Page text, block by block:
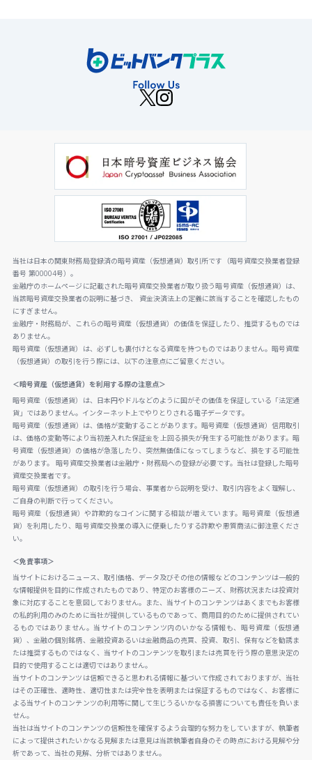
当社は日本の関東財務局登録済の暗号資産（仮想通貨）取引所です（暗号資産交換業者登録
番号 第00004号）。
金融庁のホームページに記載された暗号資産交換業者が取り扱う暗号資産（仮想通貨）は、
当該暗号資産交換業者の説明に基づき、 資金決済法上の定義に該当することを確認したもの
にすぎません。
金融庁・財務局が、これらの暗号資産（仮想通貨）の価値を保証したり、推奨するものでは
ありません。
暗号資産（仮想通貨）は、必ずしも裏付けとなる資産を持つものではありません。暗号資産
（仮想通貨）の取引を行う際には、以下の注意点にご留意ください。
＜暗号資産（仮想通貨）を利用する際の注意点＞
暗号資産（仮想通貨）は、日本円やドルなどのように国がその価値を保証している「法定通
貨」ではありません。インターネット上でやりとりされる電子データです。
暗号資産（仮想通貨）は、価格が変動することがあります。暗号資産（仮想通貨）信用取引
は、価格の変動等により当初差入れた保証金を上回る損失が発生する可能性があります。暗
号資産（仮想通貨）の価格が急落したり、突然無価値になってしまうなど、損をする可能性
があります。 暗号資産交換業者は金融庁・財務局への登録が必要です。当社は登録した暗号
資産交換業者です。
暗号資産（仮想通貨）の取引を行う場合、事業者から説明を受け、取引内容をよく理解し、
ご自身の判断で行ってください。
暗号資産（仮想通貨）や詐欺的なコインに関する相談が増えています。暗号資産（仮想通
貨）を利用したり、暗号資産交換業の導入に便乗したりする詐欺や悪質商法に御注意くださ
い。
＜免責事項＞
当サイトにおけるニュース、取引価格、データ及びその他の情報などのコンテンツは一般的
な情報提供を目的に作成されたものであり、特定のお客様のニーズ、財務状況または投資対
象に対応することを意図しておりません。また、当サイトのコンテンツはあくまでもお客様
の私的利用のみのために当社が提供しているものであって、商用目的のために提供されてい
るものではありません。当サイトのコンテンツ内のいかなる情報も、暗号資産（仮想通
貨）、金融の個別銘柄、金融投資あるいは金融商品の売買、投資、取引、保有などを勧誘ま
たは推奨するものではなく、当サイトのコンテンツを取引または売買を行う際の意思決定の
目的で使用することは適切ではありません。
当サイトのコンテンツは信頼できると思われる情報に基づいて作成されておりますが、当社
はその正確性、適時性、適切性または完全性を表明または保証するものではなく、お客様に
よる当サイトのコンテンツの利用等に関して生じうるいかなる損害についても責任を負いま
せん。
当社は当サイトのコンテンツの信頼性を確保するよう合理的な努力をしていますが、執筆者
によって提供されたいかなる見解または意見は当該執筆者自身のその時点における見解や分
析であって、当社の見解、分析ではありません。